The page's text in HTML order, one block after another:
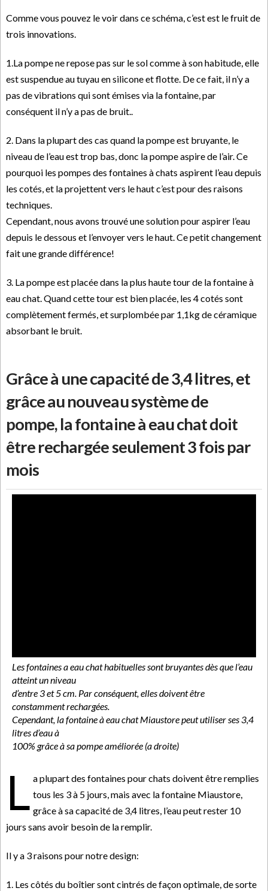
Comme vous pouvez le voir dans ce schéma, c’est est le fruit de
trois innovations.
1.La pompe ne repose pas sur le sol comme à son habitude, elle
est suspendue au tuyau en silicone et flotte. De ce fait, il n’y a
pas de vibrations qui sont émises via la fontaine, par
conséquent il n’y a pas de bruit..
2. Dans la plupart des cas quand la pompe est bruyante, le
niveau de l’eau est trop bas, donc la pompe aspire de l’air. Ce
pourquoi les pompes des fontaines à chats aspirent l’eau depuis
les cotés, et la projettent vers le haut c’est pour des raisons
techniques.
Cependant, nous avons trouvé une solution pour aspirer l’eau
depuis le dessous et l’envoyer vers le haut. Ce petit changement
fait une grande différence!
3. La pompe est placée dans la plus haute tour de la fontaine à
eau chat. Quand cette tour est bien placée, les 4 cotés sont
complètement fermés, et surplombée par 1,1kg de céramique
absorbant le bruit.
Grâce à une capacité de 3,4 litres, et
grâce au nouveau système de
pompe, la fontaine à eau chat doit
être rechargée seulement 3 fois par
mois
Les fontaines a eau chat habituelles sont bruyantes dès que l’eau
atteint un niveau
d’entre 3 et 5 cm. Par conséquent, elles doivent être
constamment rechargées.
Cependant, la fontaine à eau chat Miaustore peut utiliser ses 3,4
litres d’eau à
100% grâce à sa pompe améliorée (a droite)
L a plupart des fontaines pour chats doivent être remplies
tous les 3 à 5 jours, mais avec la fontaine Miaustore,
grâce à sa capacité de 3,4 litres, l’eau peut rester 10
jours sans avoir besoin de la remplir.
Il y a 3 raisons pour notre design:
1. Les côtés du boîtier sont cintrés de façon optimale, de sorte